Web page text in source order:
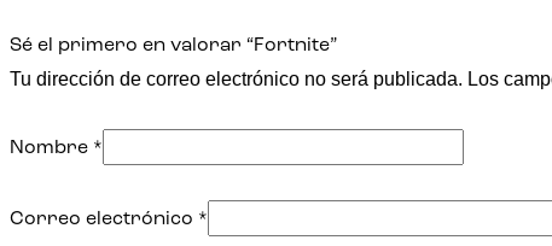
Sé el primero en valorar “Fortnite”
Tu dirección de correo electrónico no será publicada. Los
Nombre *
Correo electrónico *